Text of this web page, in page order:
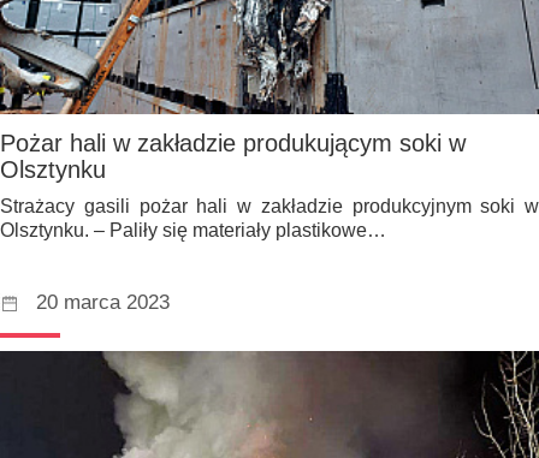
Pożar hali w zakładzie produkującym soki w
Olsztynku
Strażacy gasili pożar hali w zakładzie produkcyjnym soki w
Olsztynku. – Paliły się materiały plastikowe…
20 marca 2023